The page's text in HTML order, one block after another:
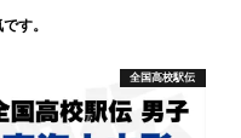
す。
全国高校駅伝